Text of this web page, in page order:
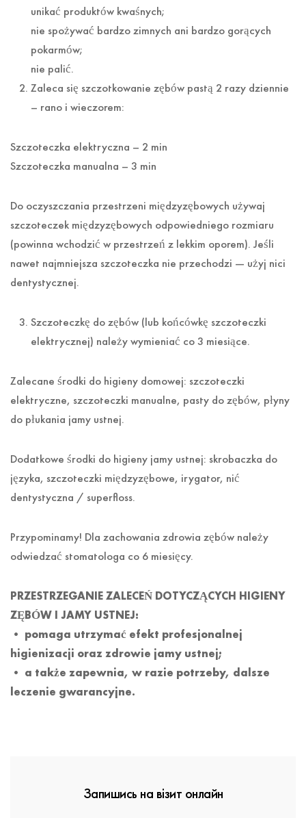
unikać produktów kwaśnych;
nie spożywać bardzo zimnych ani bardzo gorących
pokarmów;
nie palić.
Zaleca się szczotkowanie zębów pastą 2 razy dziennie
– rano i wieczorem:
Szczoteczka elektryczna – 2 min
Szczoteczka manualna – 3 min
Do oczyszczania przestrzeni międzyzębowych używaj
szczoteczek międzyzębowych odpowiedniego rozmiaru
(powinna wchodzić w przestrzeń z lekkim oporem). Jeśli
nawet najmniejsza szczoteczka nie przechodzi — użyj nici
dentystycznej.
Szczoteczkę do zębów (lub końcówkę szczoteczki
elektrycznej) należy wymieniać co 3 miesiące.
Zalecane środki do higieny domowej: szczoteczki
elektryczne, szczoteczki manualne, pasty do zębów, płyny
do płukania jamy ustnej.
Dodatkowe środki do higieny jamy ustnej: skrobaczka do
języka, szczoteczki międzyzębowe, irygator, nić
dentystyczna / superfloss.
Przypominamy! Dla zachowania zdrowia zębów należy
odwiedzać stomatologa co 6 miesięcy.
PRZESTRZEGANIE ZALECEŃ DOTYCZĄCYCH HIGIENY
ZĘBÓW I JAMY USTNEJ:
• pomaga utrzymać efekt profesjonalnej
higienizacji oraz zdrowie jamy ustnej;
• a także zapewnia, w razie potrzeby, dalsze
leczenie gwarancyjne.
Запишись на візит онлайн